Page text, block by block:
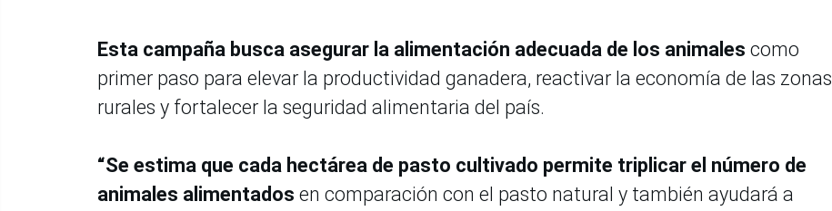
Esta campaña busca asegurar la alimentación adecuada de los animales como
primer paso para elevar la productividad ganadera, reactivar la economía de las zonas
rurales y fortalecer la seguridad alimentaria del país.
“Se estima que cada hectárea de pasto cultivado permite triplicar el número de
animales alimentados en comparación con el pasto natural y también ayudará a